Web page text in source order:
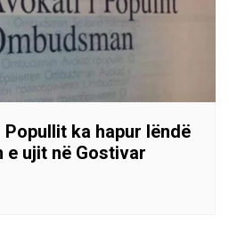
Popullit ka hapur lëndë
e ujit në Gostivar